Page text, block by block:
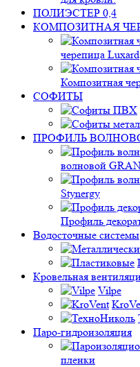
ПОЛИЭСТЕР 0,4
КОМПОЗИТНАЯ
черепица Luxard
Композитная
СОФИТЫ
ПРОФИЛЬ
волновой
Stynergy
Профиль
Водосточные системы
Кровельная
Vilpe
Паро-гидроизоляция
пленки